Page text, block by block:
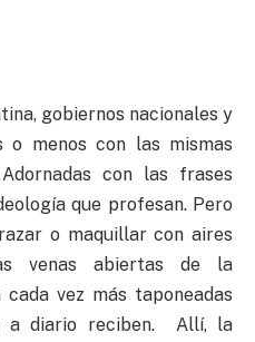
gobiernos nacionales y
o menos con las mismas
con las frases
que profesan. Pero
o maquillar con aires
venas abiertas de la
vez más taponeadas
a diario reciben. Allí, la